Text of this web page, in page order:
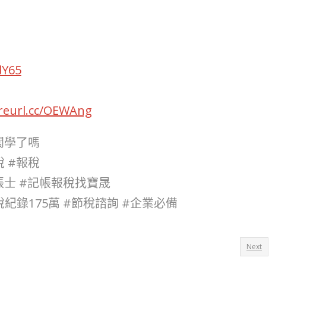
OEWAng
了嗎
#報稅
#記帳報稅找寶晟
錄175萬 #節稅諮詢 #企業必備
Next